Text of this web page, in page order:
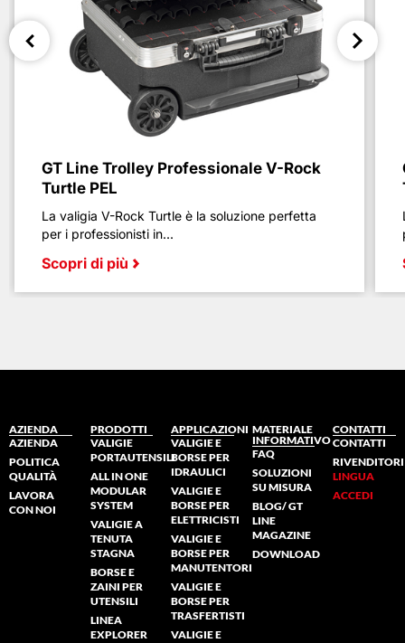
GT Line Trolley Professionale V-Rock
Turtle PEL
La valigia V-Rock Turtle è la soluzione perfetta
per i professionisti in...
Scopri di più
AZIENDA
AZIENDA
POLITICA
QUALITÀ
LAVORA
CON NOI
PRODOTTI
VALIGIE
PORTAUTENSILI
ALL IN ONE
MODULAR
SYSTEM
VALIGIE A
TENUTA
STAGNA
BORSE E
ZAINI PER
UTENSILI
LINEA
EXPLORER
APPLICAZIONI
VALIGIE E
BORSE PER
IDRAULICI
VALIGIE E
BORSE PER
ELETTRICISTI
VALIGIE E
BORSE PER
MANUTENTORI
VALIGIE E
BORSE PER
TRASFERTISTI
VALIGIE E
MATERIALE
INFORMATIVO
FAQ
SOLUZIONI
SU MISURA
BLOG/ GT
LINE
MAGAZINE
DOWNLOAD
CONTATTI
CONTATTI
RIVENDITORI
LINGUA
ACCEDI